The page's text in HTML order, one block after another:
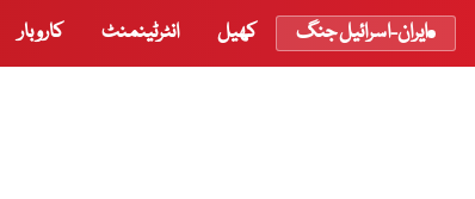
ایران-اسرائیل جنگ کھیل انٹرٹینمنٹ کاروبار